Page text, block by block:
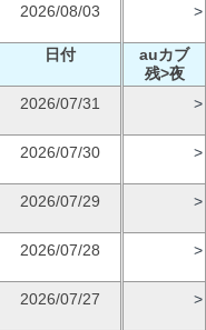
2026/08/03
>
日付
auカブ
残>夜
2026/07/31
>
2026/07/30
>
2026/07/29
>
2026/07/28
>
2026/07/27
>